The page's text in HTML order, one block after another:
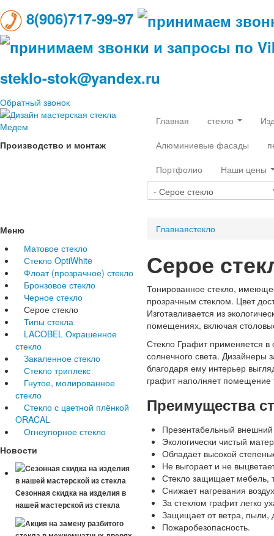
8(906)717-99-97
steklo-stok@yandex.ru
Обратный звонок
Производство и монтаж
Главная стекло
Алюминиевые фасады
Портфолио
Наши цены
Главнаястекло
Серое
Тонированное стекло,
прозрачным стеклом. Цвет
Изготавливается из
помещениях, включая
Стекло Графит применяется в
солнечного света. Дизайнеры
благодаря ему интерьер
графит наполняет
Преимущества
Презентабельный
Экологически чистый
Обладает высокой
Не выгорает и не
Стекло защищает мебель,
Снижает нагревания
За стеклом графит легко
Защищает от ветра, пыли,
Пожаробезопасность.
Меню
Матовое стекло
Стекло OptiWhite
Флоат (прозрачное) стекло
Бронзовое стекло
Черное стекло
Серое стекло
Типы стекла
LACOBEL Окрашенное
стекло
Закаленное стекло
Стекло триплекс
Гнутое, молированное
стекло
Стекло с цветной плёнкой
ORACAL
Огнеупорное стекло
Новости
Сезонная скидка на изделия в
нашей мастерской из стекла